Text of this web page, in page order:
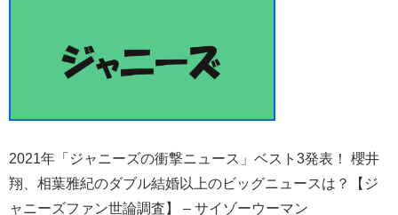
2021年「ジャニーズの衝撃ニュース」ベスト3発表！ 櫻井
翔、相葉雅紀のダブル結婚以上のビッグニュースは？【ジ
ャニーズファン世論調査】 – サイゾーウーマン